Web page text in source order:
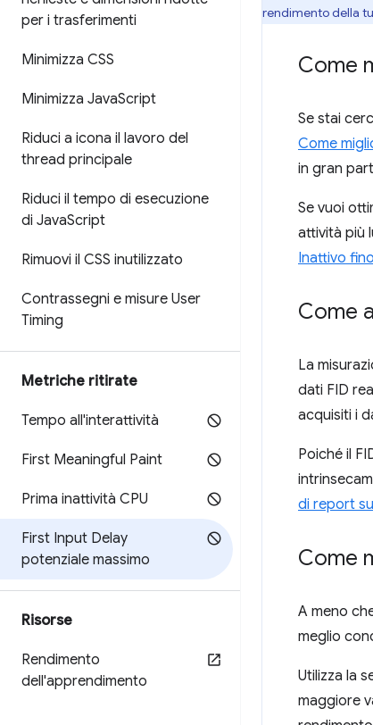
per i trasferimenti
Minimizza CSS
Minimizza JavaScript
Riduci a icona il lavoro del
thread principale
Riduci il tempo di esecuzione
di JavaScript
Rimuovi il CSS inutilizzato
Contrassegni e misure User
Timing
Metriche ritirate
Tempo all'interattività
First Meaningful Paint
Prima inattività CPU
First Input Delay
potenziale massimo
Risorse
Rendimento
dell'apprendimento
rendimento della
Come
Se stai
Come
in gran
Se vuoi
attività più
Inattivo
Come
La
dati FID
acquisiti i
Poiché il
di report
Come
A meno
meglio
Utilizza la
maggiore